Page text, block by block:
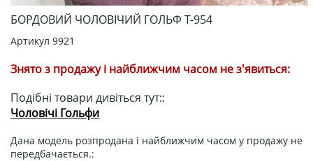
БОРДОВИЙ ЧОЛОВІЧИЙ ГОЛЬФ Т-954
Артикул 9921
Знято з продажу і найближчим часом не з'явиться:
Подібні товари дивіться тут::
Чоловічі Гольфи
Дана модель розпродана і найближчим часом у продажу не
передбачається.: